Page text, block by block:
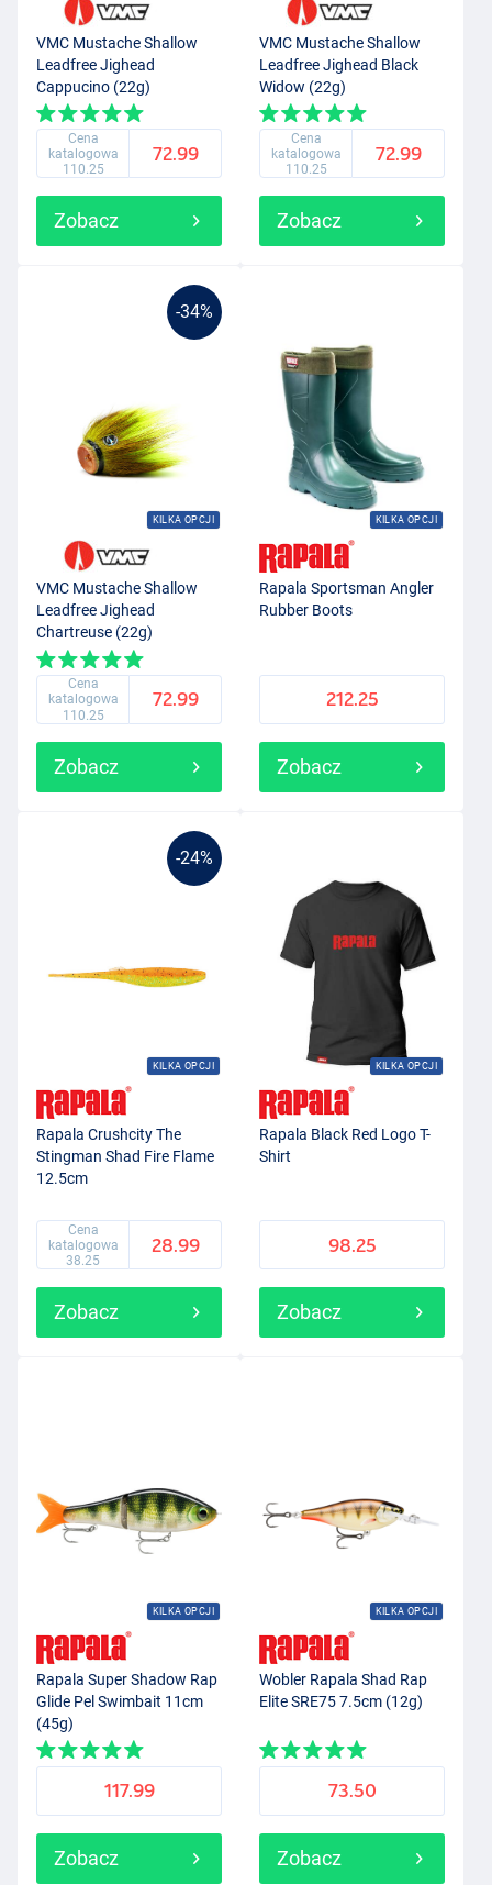
VMC Mustache Shallow
Leadfree Jighead
Cappucino (22g)
Cena
katalogowa
110.25
72.99
Zobacz
VMC Mustache Shallow
Leadfree Jighead Black
Widow (22g)
Cena
katalogowa
110.25
72.99
Zobacz
-34%
KILKA OPCJI
VMC Mustache Shallow
Leadfree Jighead
Chartreuse (22g)
Cena
katalogowa
110.25
72.99
Zobacz
KILKA OPCJI
Rapala Sportsman Angler
Rubber Boots
212.25
Zobacz
-24%
KILKA OPCJI
Rapala Crushcity The
Stingman Shad Fire Flame
12.5cm
Cena
katalogowa
38.25
28.99
Zobacz
KILKA OPCJI
Rapala Black Red Logo T-
Shirt
98.25
Zobacz
KILKA OPCJI
Rapala Super Shadow Rap
Glide Pel Swimbait 11cm
(45g)
117.99
Zobacz
KILKA OPCJI
Wobler Rapala Shad Rap
Elite SRE75 7.5cm (12g)
73.50
Zobacz